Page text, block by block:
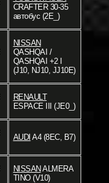
CRAFTER 30-35
автобус (2E_)
NISSAN
QASHQAI /
QASHQAI +2 I
(J10, NJ10, JJ10E)
RENAULT
ESPACE III (JE0_)
AUDI A4 (8EC, B7)
NISSAN ALMERA
TINO (V10)